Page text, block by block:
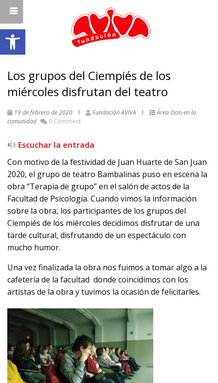
Abrir barra de herramientas
Los grupos del Ciempiés de los
miércoles disfrutan del teatro
19 de febrero de 2020 Fundación AVIVA
Área Ocio en la
comunidad
0 Comment
Escuchar la entrada
Con motivo de la festividad de Juan Huarte de San Juan
2020, el grupo de teatro Bambalinas puso en escena la
obra “Terapia de grupo” en el salón de actos de la
Facultad de Psicología. Cuando vimos la información
sobre la obra, los participantes de los grupos del
Ciempiés de los miércoles decidimos disfrutar de una
tarde cultural, disfrutando de un espectáculo con
mucho humor.
Una vez finalizada la obra nos fuimos a tomar algo a la
cafetería de la facultad donde coincidimos con los
artistas de la obra y tuvimos la ocasión de felicitarles.